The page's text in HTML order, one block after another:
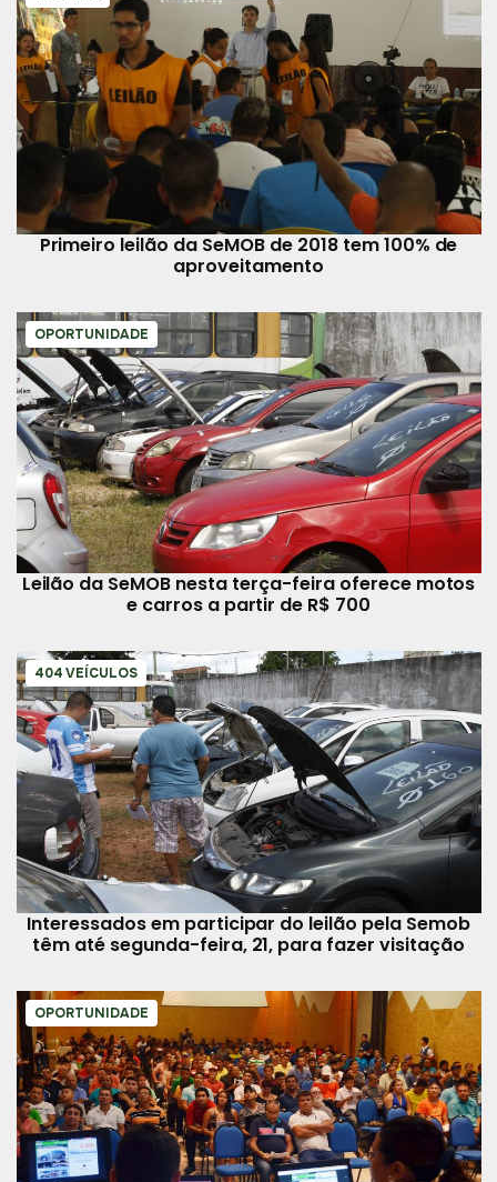
Primeiro leilão da SeMOB de 2018 tem 100% de
aproveitamento
OPORTUNIDADE
Leilão da SeMOB nesta terça-feira oferece motos
e carros a partir de R$ 700
404 VEÍCULOS
Interessados em participar do leilão pela Semob
têm até segunda-feira, 21, para fazer visitação
OPORTUNIDADE